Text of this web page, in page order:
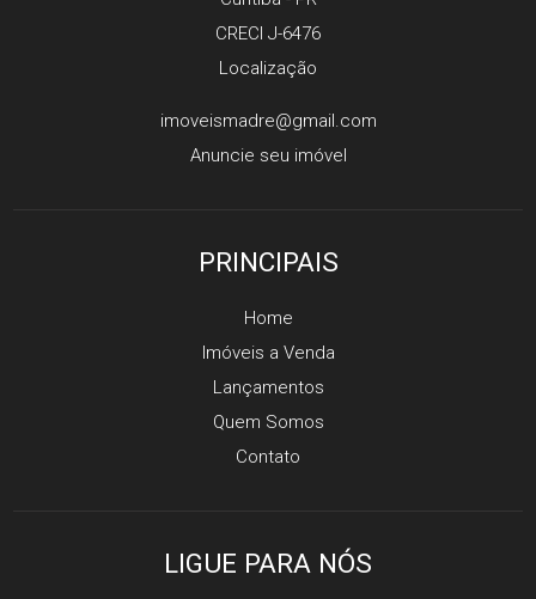
CRECI J-6476
Localização
imoveismadre@gmail.com
Anuncie seu imóvel
PRINCIPAIS
Home
Imóveis a Venda
Lançamentos
Quem Somos
Contato
LIGUE PARA NÓS